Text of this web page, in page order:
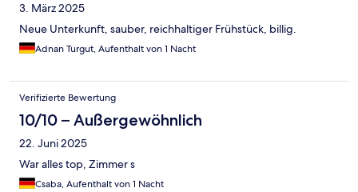
3. März 2025
Neue Unterkunft, sauber, reichhaltiger Frühstück, billig.
Adnan Turgut, Aufenthalt von 1 Nacht
Verifizierte Bewertung
10/10 – Außergewöhnlich
22. Juni 2025
War alles top, Zimmer s
Csaba, Aufenthalt von 1 Nacht